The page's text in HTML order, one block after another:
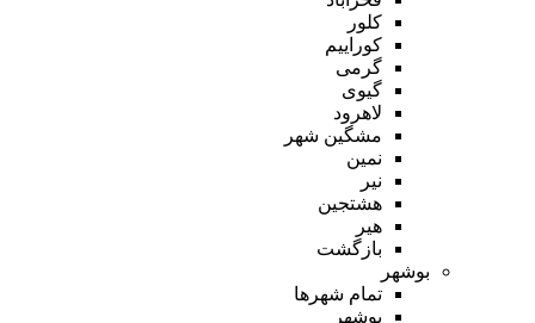
کلور
کوراییم
گرمی
گیوی
لاهرود
مشگین شهر
نمین
نیر
هشتجین
هیر
بازگشت
بوشهر
تمام شهر‌ها
بوشهر